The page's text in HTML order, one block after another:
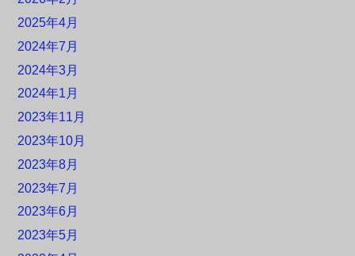
2025年4月
2024年7月
2024年3月
2024年1月
2023年11月
2023年10月
2023年8月
2023年7月
2023年6月
2023年5月